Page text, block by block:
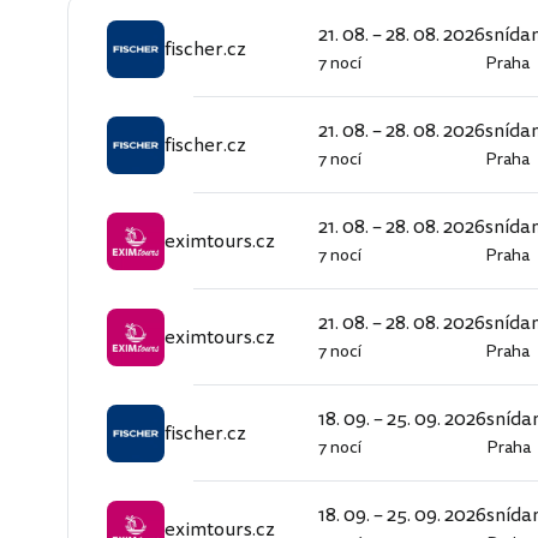
fischer.cz 21. 08. – 28. 08. 2026
7 nocí Praha
fischer.cz 21. 08. – 28. 08. 2026
7 nocí Praha
eximtours.cz
eximtours.cz 21. 08. – 28. 08. 2026
7 nocí Praha
eximtours.cz
eximtours.cz 21. 08. – 28. 08. 2026
7 nocí Praha
fischer.cz 18. 09. – 25. 09. 2026
7 nocí Praha
eximtours.cz 18. 09. – 25. 09. 2026